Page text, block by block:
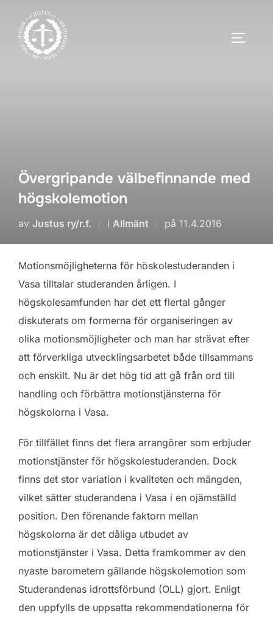
innehåll
Övergripande välbefinnande med
högskolemotion
av Justus ry/r.f. i Allmänt på Publicerat
11.4.2016
Motionsmöjligheterna för höskolestuderanden i
Vasa tilltalar studeranden årligen. I
högskolesamfunden har det ett flertal gånger
diskuterats om formerna för organiseringen av
olika motionsmöjligheter och man har strävat efter
att förverkliga utvecklingsarbetet både tillsammans
och enskilt. Nu är det hög tid att gå från ord till
handling och förbättra motionstjänsterna för
högskolorna i Vasa.
För tillfället finns det flera arrangörer som erbjuder
motionstjänster för högskolestuderanden. Dock
finns det stor variation i kvaliteten och mängden,
vilket sätter studerandena i Vasa i en ojämställd
position. Den förenande faktorn mellan
högskolorna är det dåliga utbudet av
motionstjänster i Vasa. Detta framkommer av den
nyaste barometern gällande högskolemotion som
Studerandenas idrottsförbund (OLL) gjort. Enligt
den uppfylls de uppsatta rekommendationerna för